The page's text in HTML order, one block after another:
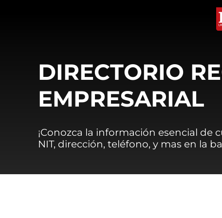
DIRECTORIO
EMPRESARIAL
¡Conozca la información esencial de
NIT, dirección, teléfono, y mas en la